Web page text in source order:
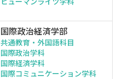
国際政治経済学部
共通教育・外国語科目
国際政治学科
国際経済学科
国際コミュニケーション学科